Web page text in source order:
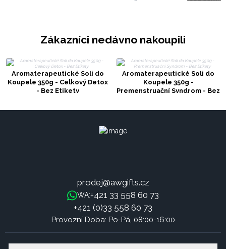
Zákazníci nedávno nakoupili
Aromaterapeutické Soli do
Koupele 350g - Celkový Detox
- Bez Etikety
Aromaterapeutické Soli do
Koupele 350g -
Premenstruační Syndrom - Bez
prodej@awgifts.cz
WA:+421 33 558 60 73
+421 (0)33 558 60 73
Provozní Doba: Po-Pá, 08:00-16:00